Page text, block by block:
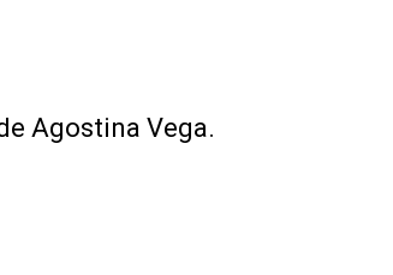
Agostina Vega.